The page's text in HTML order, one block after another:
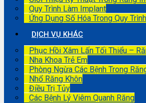
Quy Trình Làm Implant
Ứng Dụng Số Hóa Trong Quy
DỊCH VỤ KHÁC
Phục Hồi Xâm Lấn Tối Thiểu –
Nha Khoa Trẻ Em
Phòng Ngừa Các Bệnh Trong
Nhổ Răng Khôn
Điều Trị Tủy
Các Bệnh Lý Viêm Quanh Răng